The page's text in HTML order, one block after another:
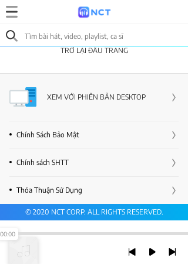
TRỞ LẠI ĐẦU TRANG
XEM VỚI PHIÊN BẢN DESKTOP
Chính Sách Bảo Mật
Chính sách SHTT
Thỏa Thuận Sử Dụng
© 2020 NCT CORP. ALL RIGHTS RESERVED.
00:00